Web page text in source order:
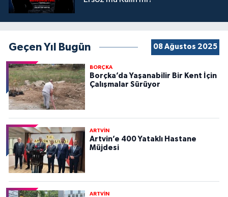
Geçen Yıl Bugün 08 Ağustos 2025
BORÇKA
Borçka’da Yaşanabilir Bir Kent İçin
Çalışmalar Sürüyor
ARTVİN
Artvin’e 400 Yataklı Hastane
Müjdesi
ARTVİN